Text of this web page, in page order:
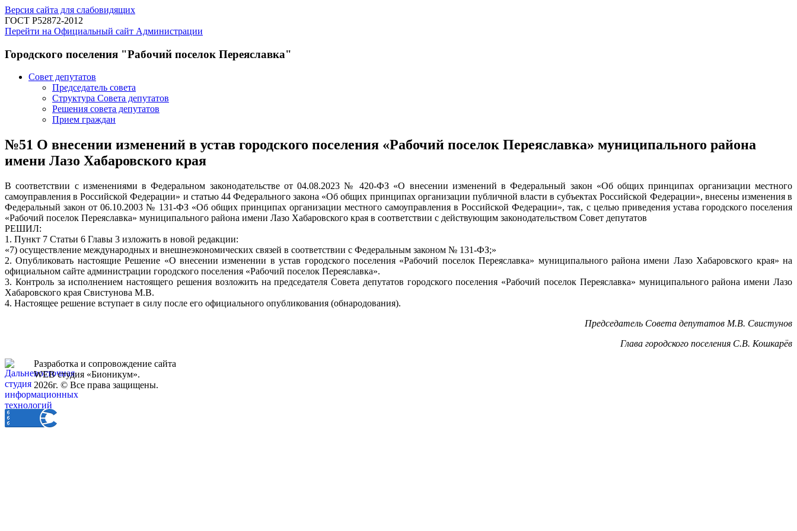
Версия сайта для слабовидящих
ГОСТ Р52872-2012
Перейти на Официальный сайт Администрации
Городского поселения "Рабочий поселок Переяславка"
Совет депутатов
Председатель совета
Структура Совета депутатов
Решения совета депутатов
Прием граждан
№51 О внесении изменений в устав городского поселения «Рабочий поселок Переяславка» муниципального района
имени Лазо Хабаровского края
В соответствии с изменениями в Федеральном законодательстве от 04.08.2023 № 420-ФЗ «О внесении изменений в Федеральный закон «Об общих принципах организации местного
самоуправления в Российской Федерации» и статью 44 Федерального закона «Об общих принципах организации публичной власти в субъектах Российской Федерации», внесены изменения в
Федеральный закон от 06.10.2003 № 131-ФЗ «Об общих принципах организации местного самоуправления в Российской Федерации», так, с целью приведения устава городского поселения
«Рабочий поселок Переяславка» муниципального района имени Лазо Хабаровского края в соответствии с действующим законодательством Совет депутатов
РЕШИЛ:
1. Пункт 7 Статьи 6 Главы 3 изложить в новой редакции:
«7) осуществление международных и внешнеэкономических связей в соответствии с Федеральным законом № 131-ФЗ;»
2. Опубликовать настоящие Решение «О внесении изменении в устав городского поселения «Рабочий поселок Переяславка» муниципального района имени Лазо Хабаровского края» на
официальном сайте администрации городского поселения «Рабочий поселок Переяславка».
3. Контроль за исполнением настоящего решения возложить на председателя Совета депутатов городского поселения «Рабочий поселок Переяславка» муниципального района имени Лазо
Хабаровского края Свистунова М.В.
4. Настоящее решение вступает в силу после его официального опубликования (обнародования).
Председатель Совета депутатов М.В. Свистунов
Глава городского поселения С.В. Кошкарёв
Разработка и сопровождение сайта
WEB студия «Бионикум».
2026г. © Все права защищены.